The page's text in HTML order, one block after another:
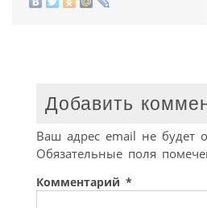
Добавить
Ваш адрес email не будет
Обязательные поля
Комментарий *